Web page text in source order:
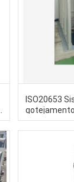
ISO20653
pilha de
elétricos